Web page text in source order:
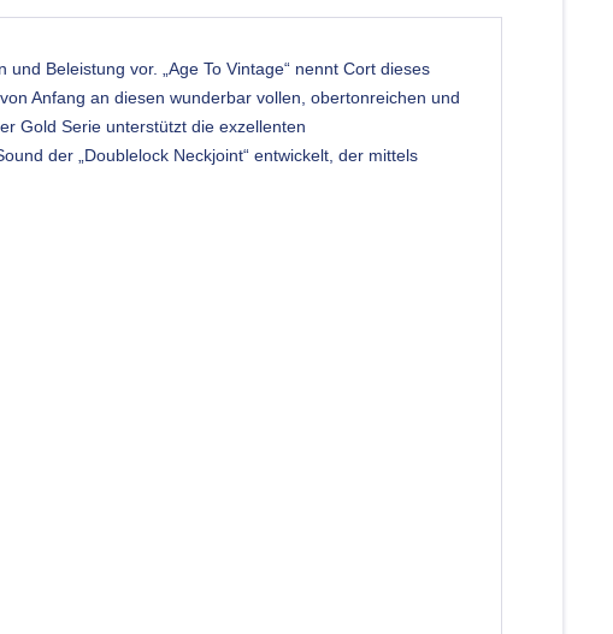
Beleistung vor. „Age To Vintage“ nennt Cort dieses
Anfang an diesen wunderbar vollen, obertonreichen und
Gold Serie unterstützt die exzellenten
der „Doublelock Neckjoint“ entwickelt, der mittels